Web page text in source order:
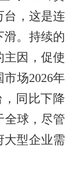
台，这是连
滑。持续的
主因，促使
场2026年
，同比下降
全球，尽管
大型企业需